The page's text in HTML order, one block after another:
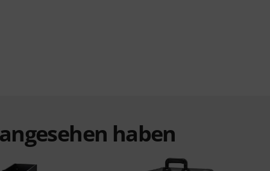
haben